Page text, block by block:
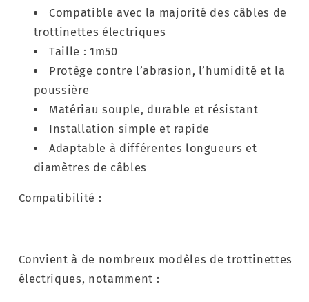
Compatible avec la majorité des câbles de
trottinettes électriques
Taille : 1m50
Protège contre l’abrasion, l’humidité et la
poussière
Matériau souple, durable et résistant
Installation simple et rapide
Adaptable à différentes longueurs et
diamètres de câbles
Compatibilité :
Convient à de nombreux modèles de trottinettes
électriques, notamment :